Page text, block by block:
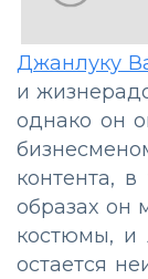
Джанлуку
и
однако он
контента,
образах он
костюмы, и
остается